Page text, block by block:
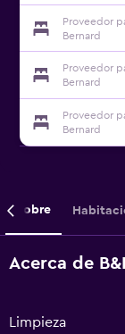
Proveedor
Bernard
Proveedor
Bernard
Proveedor
Bernard
Sobre
Acerca de
Limpieza